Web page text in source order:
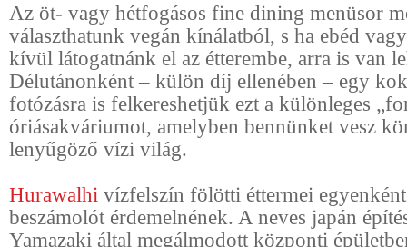
Az öt- vagy hétfogásos fine dining menüsor
választhatunk vegán kínálatból, s ha ebéd
kívül látogatnánk el az étterembe, arra is van
Délutánonként – külön díj ellenében – egy
fotózásra is felkereshetjük ezt a különleges
óriásakváriumot, amelyben bennünket vesz
lenyűgöző vízi világ.
Hurawalhi vízfelszín fölötti éttermei
beszámolót érdemelnének. A neves japán
Yamazaki által megálmodott központi